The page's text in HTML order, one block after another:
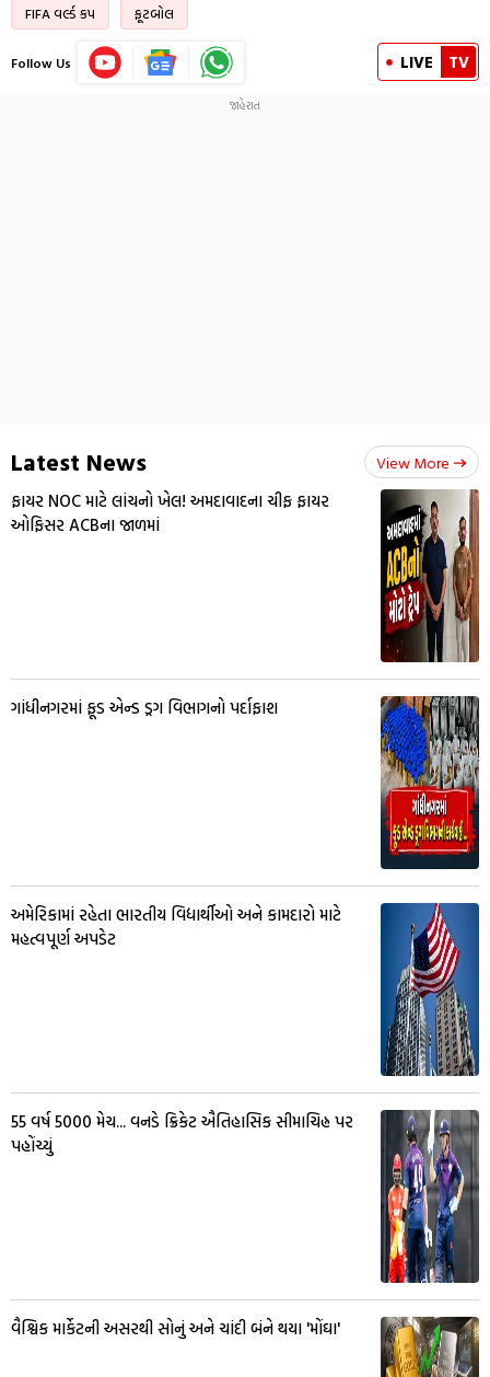
FIFA વર્લ્ડ કપ ફૂટબોલ
Follow Us LIVE TV
Latest News View More
ફાયર NOC માટે લાંચનો ખેલ! અમદાવાદના ચીફ ફાયર
ઓફિસર ACBના જાળમાં
ગાંધીનગરમાં ફૂડ એન્ડ ડ્રગ વિભાગનો પર્દાફાશ
અમેરિકામાં રહેતા ભારતીય વિદ્યાર્થીઓ અને કામદારો માટે
મહત્વપૂર્ણ અપડેટ
55 વર્ષ 5000 મેચ... વનડે ક્રિકેટ ઐતિહાસિક સીમાચિહ્ન પર
પહોંચ્યું
વૈશ્વિક માર્કેટની અસરથી સોનું અને ચાંદી બંને થયા 'મોંઘા'